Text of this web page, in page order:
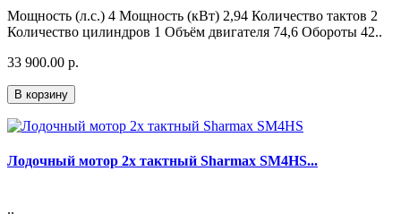
Мощность (л.с.) 4 Мощность (кВт) 2,94 Количество тактов 2
Количество цилиндров 1 Объём двигателя 74,6 Обороты 42..
33 900.00 р.
В корзину
Лодочный мотор 2х тактный Sharmax SM4HS...
..